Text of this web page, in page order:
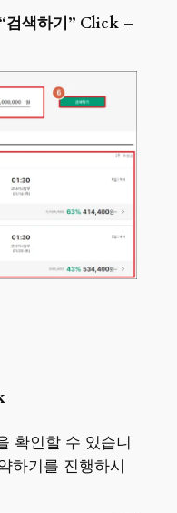
검색하기” Click –
확인할 수 있습니
하기를 진행하시